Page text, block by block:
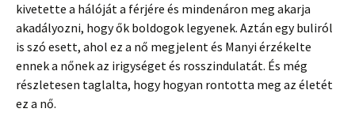
kivetette a hálóját a férjére és mindenáron meg akarja
akadályozni, hogy ők boldogok legyenek. Aztán egy buliról
is szó esett, ahol ez a nő megjelent és Manyi érzékelte
ennek a nőnek az irigységet és rosszindulatát. És még
részletesen taglalta, hogy hogyan rontotta meg az életét
ez a nő.